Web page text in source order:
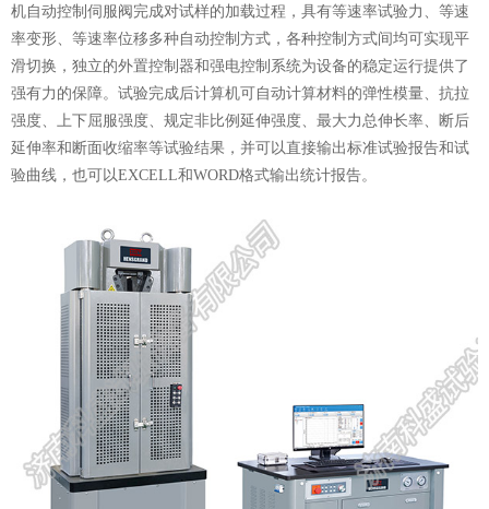
机自动控制伺服阀完成对试样的加载过程，具有等速率试验力、等速
率变形、等速率位移多种自动控制方式，各种控制方式间均可实现平
滑切换，独立的外置控制器和强电控制系统为设备的稳定运行提供了
强有力的保障。试验完成后计算机可自动计算材料的弹性模量、抗拉
强度、上下屈服强度、规定非比例延伸强度、最大力总伸长率、断后
延伸率和断面收缩率等试验结果，并可以直接输出标准试验报告和试
验曲线，也可以EXCELL和WORD格式输出统计报告。